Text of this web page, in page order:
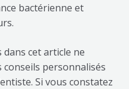
bactérienne et
cet article ne
conseils personnalisés
Si vous constatez